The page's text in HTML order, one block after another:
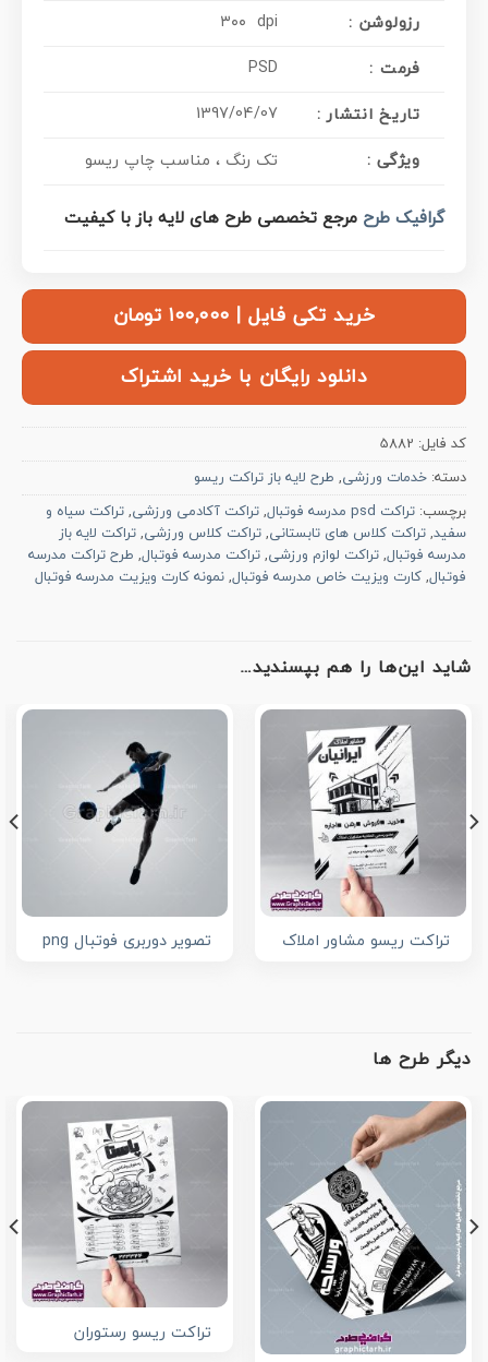
رزولوشن : ۳۰۰ dpi
فرمت : PSD
تاریخ انتشار : 1397/04/07
ویژگی : تک رنگ ، مناسب چاپ ریسو
گرافیک طرح مرجع تخصصی طرح های لایه باز با کیفیت
خرید تکی فایل | ۱۰۰,۰۰۰ تومان
دانلود رایگان با خرید اشتراک
کد فایل: 5882
دسته: خدمات ورزشی, طرح لایه باز تراکت ریسو
برچسب: تراکت psd مدرسه فوتبال , تراکت آکادمی ورزشی, تراکت سیاه و
سفید, تراکت کلاس های تابستانی, تراکت کلاس ورزشی, تراکت لایه باز
مدرسه فوتبال, تراکت لوازم ورزشی, تراکت مدرسه فوتبال, طرح تراکت مدرسه
فوتبال, کارت ویزیت خاص مدرسه فوتبال, نمونه کارت ویزیت مدرسه فوتبال
شاید این‌ها را هم بپسندید…
تراکت ریسو مشاور املاک تصویر دوربری فوتبال png
دیگر طرح ها
تراکت ریسو رستوران